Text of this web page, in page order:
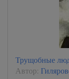
Трущобные
Автор: